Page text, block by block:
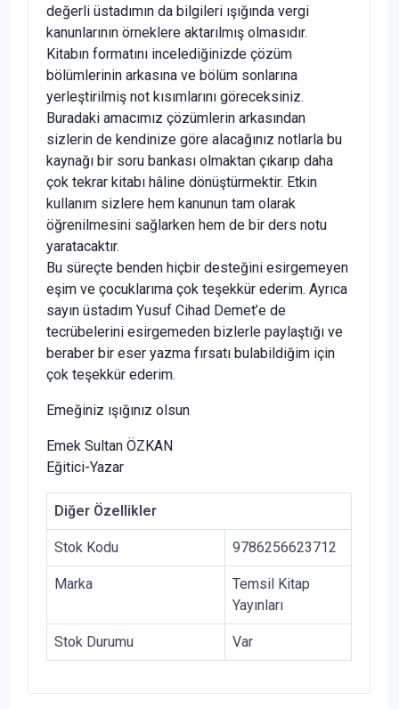
değerli üstadımın da bilgileri ışığında vergi
kanunlarının örneklere aktarılmış olmasıdır.
Kitabın formatını incelediğinizde çözüm
bölümlerinin arkasına ve bölüm sonlarına
yerleştirilmiş not kısımlarını göreceksiniz.
Buradaki amacımız çözümlerin arkasından
sizlerin de kendinize göre alacağınız notlarla bu
kaynağı bir soru bankası olmaktan çıkarıp daha
çok tekrar kitabı hâline dönüştürmektir. Etkin
kullanım sizlere hem kanunun tam olarak
öğrenilmesini sağlarken hem de bir ders notu
yaratacaktır.
Bu süreçte benden hiçbir desteğini esirgemeyen
eşim ve çocuklarıma çok teşekkür ederim. Ayrıca
sayın üstadım Yusuf Cihad Demet’e de
tecrübelerini esirgemeden bizlerle paylaştığı ve
beraber bir eser yazma fırsatı bulabildiğim için
çok teşekkür ederim.
Emeğiniz ışığınız olsun
Emek Sultan ÖZKAN
Eğitici-Yazar
Diğer Özellikler
Stok Kodu 9786256623712
Marka
Temsil Kitap
Yayınları
Stok Durumu Var